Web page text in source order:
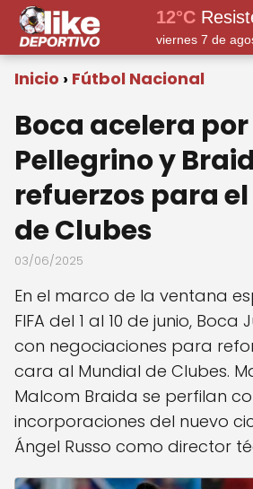
12°C
viernes 7 de
Inicio Fútbol Nacional
Boca acelera por
Pellegrino y
refuerzos para
de Clubes
03/06/2025
En el marco de la ventana
FIFA del 1 al 10 de junio, Boca
con negociaciones para
cara al Mundial de Clubes.
Malcom Braida se perfilan
incorporaciones del nuevo
Ángel Russo como director